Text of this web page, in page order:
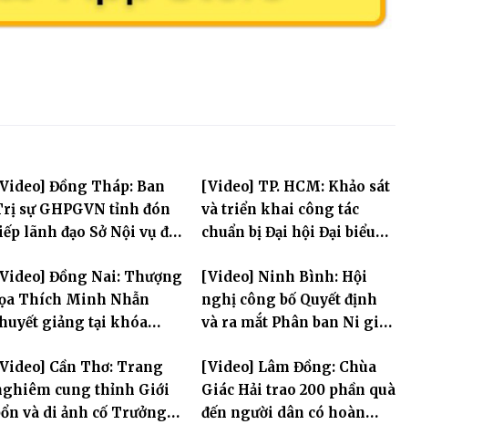
Đồng Tháp: Ban
sự GHPGVN tỉnh đón
lãnh đạo Sở Nội vụ đến
Hòa Long
[Video] TP. HCM: Khảo sát
và triển khai công tác
chuẩn bị Đại hội Đại biểu
thứ X, nhiệm kỳ 2026-2031
Đồng Nai: Thượng
Thích Minh Nhẫn
giảng tại khóa
[Video] Ninh Bình: Hội
nghị công bố Quyết định
và ra mắt Phân ban Ni giới
Cần Thơ: Trang
cung thỉnh Giới
và di ảnh cố Trưởng
[Video] Lâm Đồng: Chùa
Giác Hải trao 200 phần quà
đến người dân có hoàn